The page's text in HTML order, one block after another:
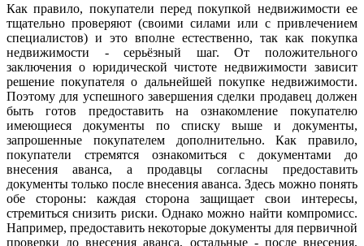
Как правило, покупатели перед покупкой недвижимости ее
тщательно проверяют (своими силами или с привлечением
специалистов) и это вполне естественно, так как покупка
недвижимости - серьёзный шаг. От положительного
заключения о юридической чистоте недвижимости зависит
решение покупателя о дальнейшей покупке недвижимости.
Поэтому для успешного завершения сделки продавец должен
быть готов предоставить на ознакомление покупателю
имеющиеся документы по списку выше и документы,
запрошенные покупателем дополнительно. Как правило,
покупатели стремятся ознакомиться с документами до
внесения аванса, а продавцы согласны предоставить
документы только после внесения аванса. Здесь можно понять
обе стороны: каждая сторона защищает свои интересы,
стремиться снизить риски. Однако можно найти компромисс.
Например, предоставить некоторые документы для первичной
проверки до внесения аванса, остальные - после внесения,